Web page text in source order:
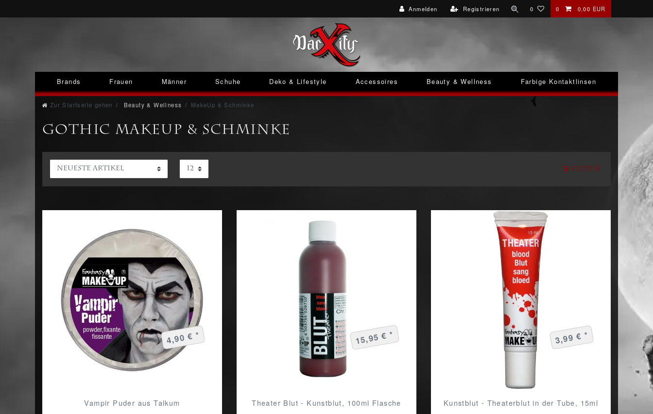
Anmelden Registrieren 0 0 0,00 EUR
Brands Frauen Männer Schuhe Deko & Lifestyle Accessoires Beauty & Wellness Farbige Kontaktlinsen
Zur Startseite gehen Beauty & Wellness MakeUp & Schminke
Gothic MakeUp & Schminke
Filter
Vampir Puder aus Talkum
4,90 € *
Theater Blut - Kunstblut, 100ml Flasche
15,95 € *
Kunstblut - Theaterblut in der Tube, 15ml
3,99 € *